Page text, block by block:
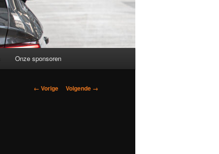
Onze sponsoren
Afbeeldingsnavigatie
← Vorige Volgende →